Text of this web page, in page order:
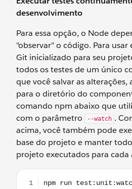
desenvolvimento
Para essa opção, o Node
"observar" o código. Para usar
Git inicializado para seu
todos os testes de um único
que você salvar as
para o diretório do
comando npm abaixo que
com o parâmetro
--watch .
acima, você também pode
base do projeto e manter
projeto executados para cada